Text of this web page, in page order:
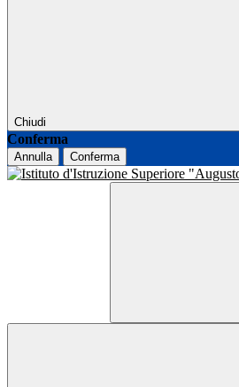
Chiudi
Conferma
Annulla Conferma